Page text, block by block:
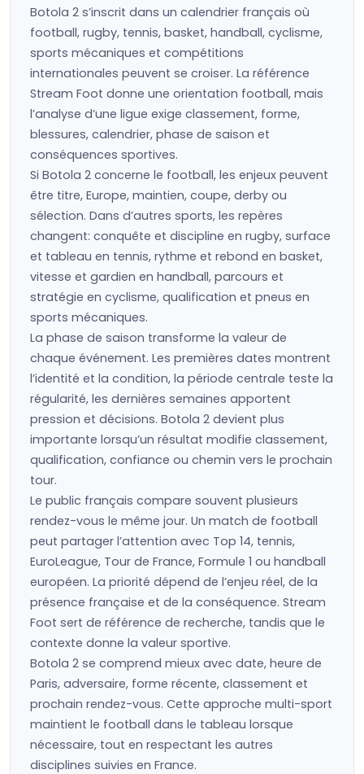
Botola 2 s’inscrit dans un calendrier français où
football, rugby, tennis, basket, handball, cyclisme,
sports mécaniques et compétitions
internationales peuvent se croiser. La référence
Stream Foot donne une orientation football, mais
l’analyse d’une ligue exige classement, forme,
blessures, calendrier, phase de saison et
conséquences sportives.
Si Botola 2 concerne le football, les enjeux peuvent
être titre, Europe, maintien, coupe, derby ou
sélection. Dans d’autres sports, les repères
changent: conquête et discipline en rugby, surface
et tableau en tennis, rythme et rebond en basket,
vitesse et gardien en handball, parcours et
stratégie en cyclisme, qualification et pneus en
sports mécaniques.
La phase de saison transforme la valeur de
chaque événement. Les premières dates montrent
l’identité et la condition, la période centrale teste la
régularité, les dernières semaines apportent
pression et décisions. Botola 2 devient plus
importante lorsqu’un résultat modifie classement,
qualification, confiance ou chemin vers le prochain
tour.
Le public français compare souvent plusieurs
rendez-vous le même jour. Un match de football
peut partager l’attention avec Top 14, tennis,
EuroLeague, Tour de France, Formule 1 ou handball
européen. La priorité dépend de l’enjeu réel, de la
présence française et de la conséquence. Stream
Foot sert de référence de recherche, tandis que le
contexte donne la valeur sportive.
Botola 2 se comprend mieux avec date, heure de
Paris, adversaire, forme récente, classement et
prochain rendez-vous. Cette approche multi-sport
maintient le football dans le tableau lorsque
nécessaire, tout en respectant les autres
disciplines suivies en France.